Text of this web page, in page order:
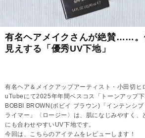
有名ヘアメイクさんが絶賛……。
見えする「優秀UV下地」
有名ヘア＆メイクアップアーティスト・小田切ヒ
uTubeにて2025年年間ベスコス「トーンアップ下
BOBBI BROWN(ボビイ ブラウン)「インテンシ
ライマー」〈ロージー〉は、肌になじみやすく、
にも合わせやすいUV下地です。
今回は、こちらのアイテムをレビューします！